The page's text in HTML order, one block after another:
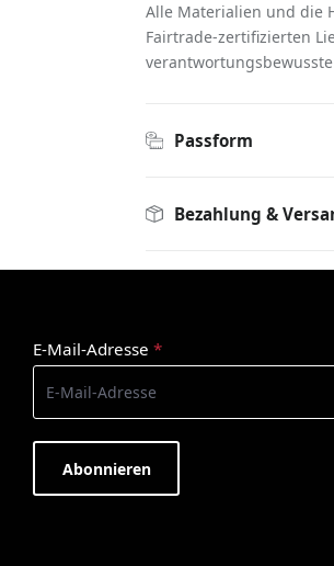
Alle Materialien und die
Fairtrade-zertifizierten
Passform
Bezahlung &
E-Mail-Adresse *
Abonnieren